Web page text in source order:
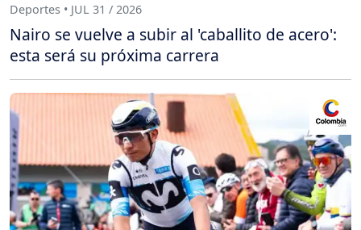
Deportes • JUL 31 / 2026
Nairo se vuelve a subir al 'caballito de acero':
esta será su próxima carrera